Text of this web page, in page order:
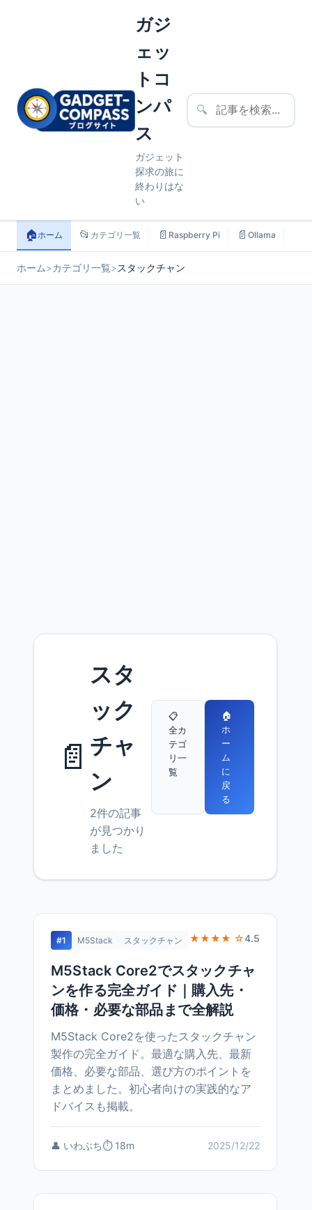
ガジ
ェッ
トコ
ンパ
ス
ガジェット
探求の旅に
終わりはな
い
🔍
🏠ホーム 📂 カテゴリ一覧 📄 Raspberry Pi 📄 Ollama
ホーム>カテゴリ一覧>スタックチャン
📄
スタ
ック
チャ
ン
2件の記事
が見つかり
ました
📋
全カ
テゴ
リ一
覧
🏠
ホ
ー
ム
に
戻
る
#1 M5Stack スタックチャン ★★★★ ☆4.5
M5Stack Core2でスタックチャ
ンを作る完全ガイド｜購入先・
価格・必要な部品まで全解説
M5Stack Core2を使ったスタックチャン
製作の完全ガイド。最適な購入先、最新
価格、必要な部品、選び方のポイントを
まとめました。初心者向けの実践的なア
ドバイスも掲載。
👤 いわぶち⏱️ 18m 2025/12/22